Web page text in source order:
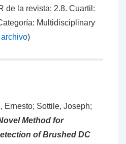
de la revista: 2.8. Cuartil:
Multidisciplinary
)
Ernesto; Sottile, Joseph;
Method for
of Brushed DC